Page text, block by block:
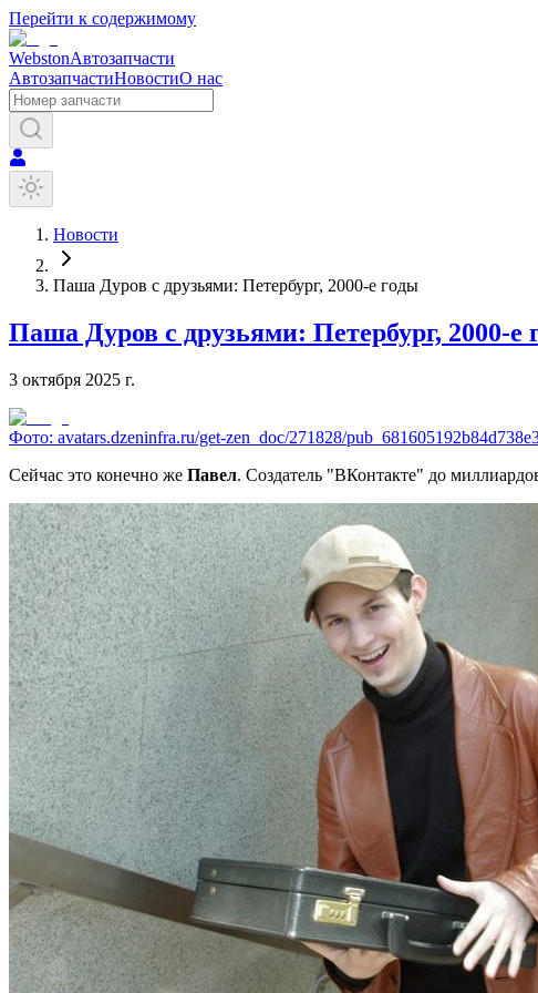
Перейти к содержимому
WebstonАвтозапчасти
АвтозапчастиНовостиО нас
Новости
Паша Дуров с друзьями: Петербург, 2000-е годы
Паша Дуров с друзьями: Петербург, 2000-е
3 октября 2025 г.
Фото: avatars.dzeninfra.ru/get-zen_doc/271828/
Сейчас это конечно же Павел. Создатель "ВКонтакте" до